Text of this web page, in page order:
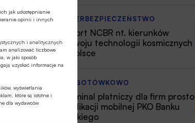
jak udostępnianie
opinii i innych
i analitycznych
analizować liczbowe
w jaki sposób
uzyskać informacje na
wyświetlania
które są istotne i
dla wydawców
dane
tę
CYBERBEZPIECZEŃSTWO
Raport NCBR nt. kierunków
rozwoju technologii kosmicznych
w Polsce
BEZGOTÓWKOWO
Terminal płatniczy dla firm prosto
z aplikacji mobilnej PKO Banku
Polskiego